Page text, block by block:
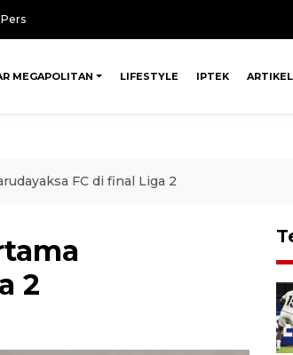
MEGAPOLITAN LIFESTYLE IPTEK ARTIKEL
FC di final Liga 2
2